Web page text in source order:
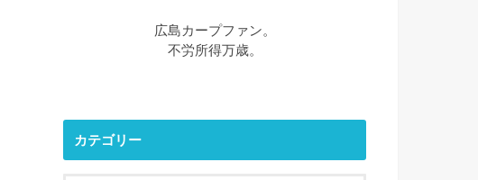
広島カープファン。
不労所得万歳。
カテゴリー